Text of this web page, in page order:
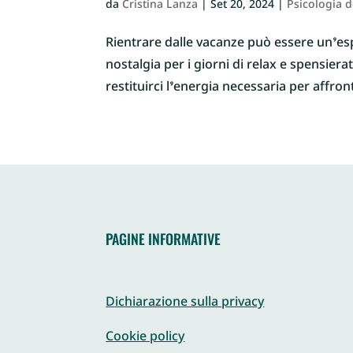
daCristina Lanza |Set 20, 2024 | Psicologia
Rientrare dalle vacanze può essere
nostalgia per i giorni di relax e
restituirci l’energia necessaria per
PAGINE INFORMATIVE
Dichiarazione sulla privacy
Cookie policy